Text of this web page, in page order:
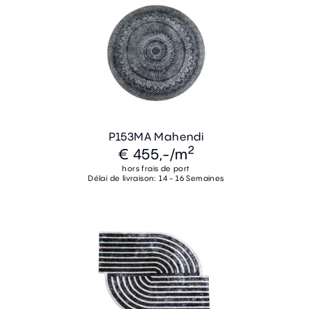
P153MA Mahendi
€ 455,-/m2
hors frais de port
Délai de livraison: 14 - 16 Semaines